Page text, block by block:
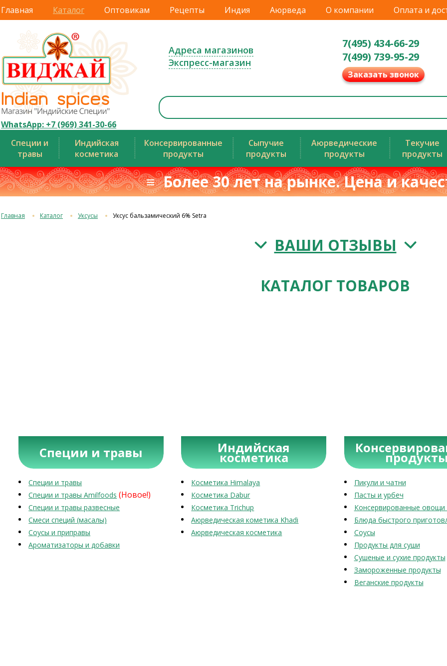
Главная Каталог Оптовикам Рецепты Индия Аюрведа О компании Оплата и
WhatsApp: +7 (969) 341-30-66
Адреса магазинов
Экспресс-магазин
7(495) 434-66-29
7(499) 739-95-29
Заказать звонок
Специи и
травы
Индийская
косметика
Консервированные
продукты
Сыпучие
продукты
Аюрведические
продукты
Текучие
продукты
≡ Более 30 лет на рынке. Цена и
Главная Каталог Уксусы Уксус бальзамический 6% Setra
ВАШИ ОТЗЫВЫ
КАТАЛОГ ТОВАРОВ
Специи и травы
Специи и травы
Специи и травы Amilfoods (Новое!)
Специи и травы развесные
Смеси специй (масалы)
Соусы и приправы
Ароматизаторы и добавки
Индийская
косметика
Косметика Himalaya
Косметика Dabur
Косметика Trichup
Аюрведическая кометика Khadi
Аюрведическая косметика
Пикули и чатни
Пасты и урбеч
Консервированные овощи
Блюда быстрого
Соусы
Продукты для суши
Сушеные и сухие продукты
Замороженные продукты
Веганские продукты